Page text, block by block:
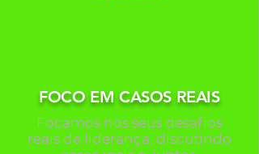
FOCO EM CASOS REAIS
Focamos nos seus desafios
reais de liderança, discutindo